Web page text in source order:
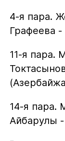
4-я пара.
Графеева
11-я пара.
14-я пара.
Айбарулы